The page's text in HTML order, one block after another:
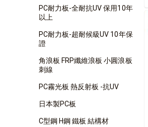
PC耐力板-全耐抗UV 保用10年
以上
PC耐力板-超耐候級UV 10年保
證
角浪板 FRP纖維浪板 小圓浪板
刺線
PC霧光板 熱反射板 -抗UV
日本製PC板
C型鋼 H鋼 鐵板 結構材